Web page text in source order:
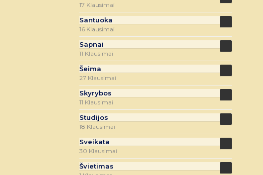
17 Klausimai
Santuoka
16 Klausimai
Sapnai
11 Klausimai
Šeima
27 Klausimai
Skyrybos
11 Klausimai
Studijos
18 Klausimai
Sveikata
30 Klausimai
Švietimas